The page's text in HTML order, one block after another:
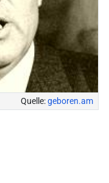
Quelle:geboren.am